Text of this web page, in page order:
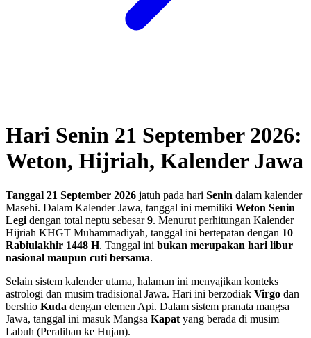
Hari Senin 21 September 2026:
Weton, Hijriah, Kalender Jawa
Tanggal 21 September 2026 jatuh pada hari Senin dalam kalender
Masehi. Dalam Kalender Jawa, tanggal ini memiliki Weton Senin
Legi dengan total neptu sebesar9. Menurut perhitungan Kalender
Hijriah KHGT Muhammadiyah, tanggal ini bertepatan dengan 10
Rabiulakhir 1448 H. Tanggal ini bukan merupakan hari libur
nasional maupun cuti bersama.
Selain sistem kalender utama, halaman ini menyajikan konteks
astrologi dan musim tradisional Jawa. Hari ini berzodiak Virgo dan
bershio Kuda dengan elemen Api. Dalam sistem pranata mangsa
Jawa, tanggal ini masuk Mangsa Kapat yang berada di musim
Labuh (Peralihan ke Hujan).